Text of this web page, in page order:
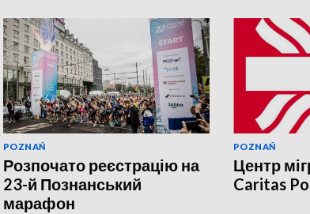
POZNAŃ
Розпочато реєстрацію на
23-й Познанський
марафон
POZNAŃ
Центр
Caritas